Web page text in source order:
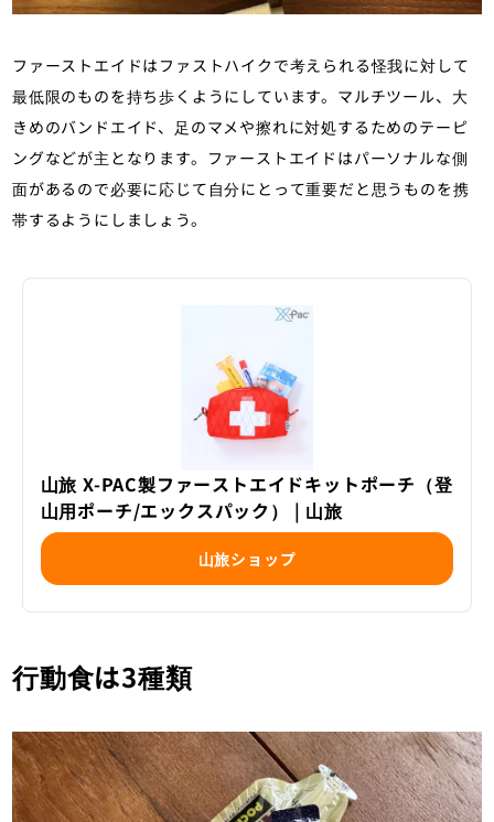
ファーストエイドはファストハイクで考えられる怪我に対して
最低限のものを持ち歩くようにしています。マルチツール、大
きめのバンドエイド、足のマメや擦れに対処するためのテーピ
ングなどが主となります。ファーストエイドはパーソナルな側
面があるので必要に応じて自分にとって重要だと思うものを携
帯するようにしましょう。
山旅 X-PAC製ファーストエイドキットポーチ（登
山用ポーチ/エックスパック） | 山旅
山旅ショップ
行動食は3種類